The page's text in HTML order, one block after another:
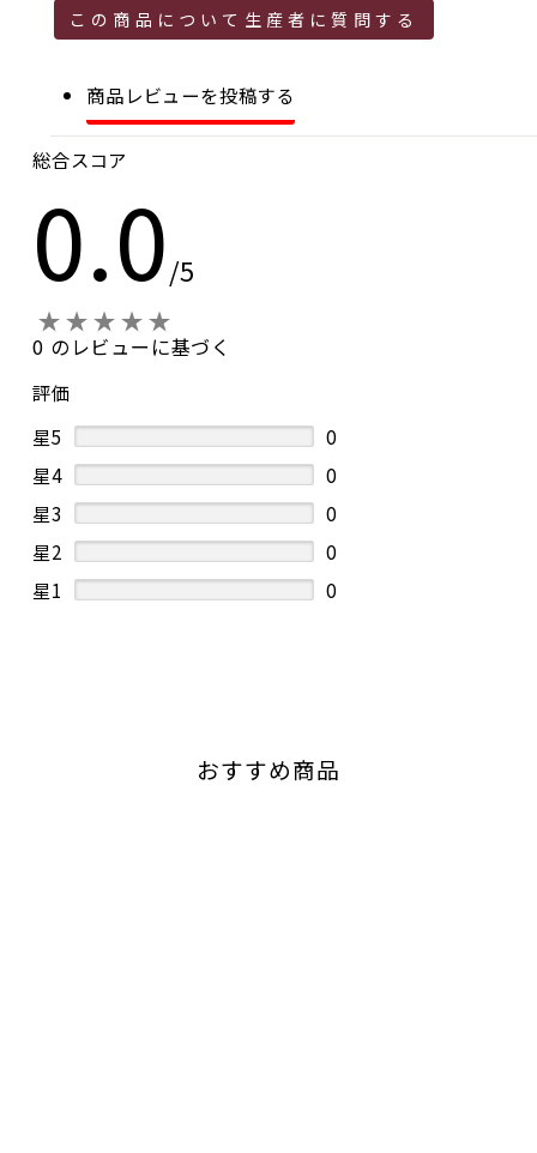
ト
この商品について生産者に質問する
商品レビューを投稿する
総合スコア
0.0/5
0 のレビューに基づく
評価
星5
0
星4
0
星3
0
星2
0
星1
0
おすすめ商品